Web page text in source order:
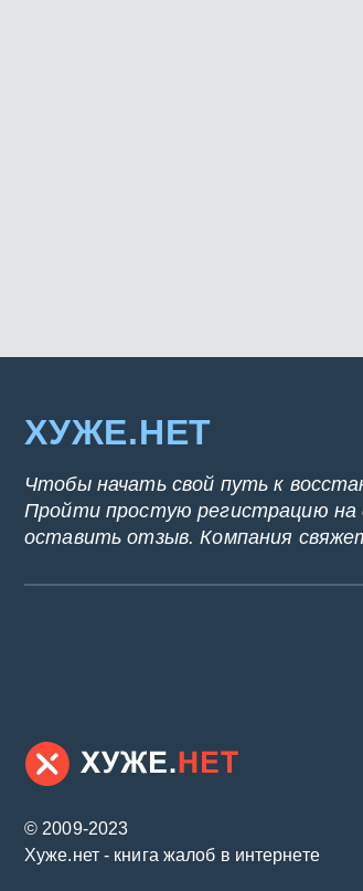
ХУЖЕ.НЕТ
Чтобы начать свой путь к
Пройти простую регистрацию на
оставить отзыв. Компания
© 2009-2023
Хуже.нет - книга жалоб в интернете